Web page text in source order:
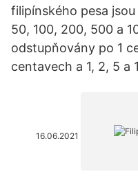
filipínského pesa
50, 100, 200, 500 a
odstupňovány po 1
centavech a 1, 2, 5 a
16.06.2021